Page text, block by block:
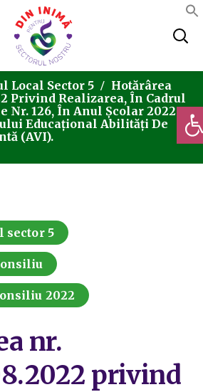
Local Sector 5
Hotărârea
Privind Realizarea, În Cadrul
Nr. 126, În Anul Școlar 2022
Educațional Abilități De
(AVI).
sector 5
2022
nr.
privind